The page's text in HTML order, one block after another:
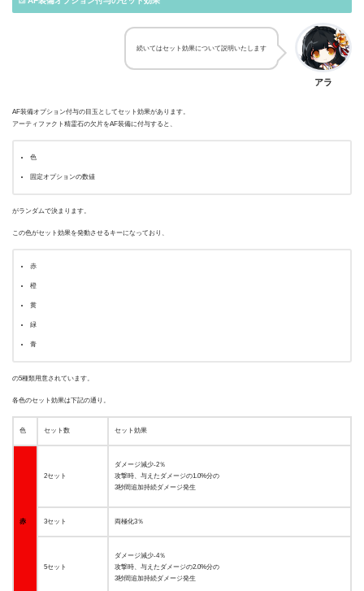
アラ
続いてはセット効果について説明いたします
AF装備オプション付与の目玉としてセット効果があります。
アーティファクト精霊石の欠片をAF装備に付与すると、
色
固定オプションの数値
がランダムで決まります。
この色がセット効果を発動させるキーになっており、
赤
橙
黄
緑
青
の5種類用意されています。
各色のセット効果は下記の通り。
色 セット数 セット効果
赤
2セット
ダメージ減少-2％
攻撃時、与えたダメージの1.0%分の
3秒間追加持続ダメージ発生
3セット 両極化3％
5セット
ダメージ減少-4％
攻撃時、与えたダメージの2.0%分の
3秒間追加持続ダメージ発生